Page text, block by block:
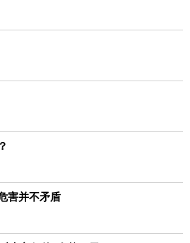
害并不矛盾